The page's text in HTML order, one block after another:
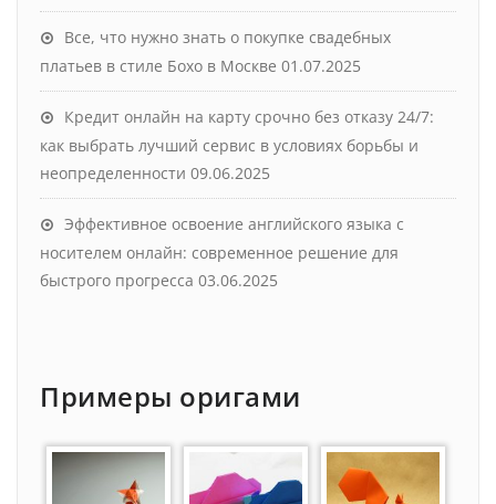
Все, что нужно знать о покупке свадебных
платьев в стиле Бохо в Москве 01.07.2025
Кредит онлайн на карту срочно без отказу 24/7:
как выбрать лучший сервис в условиях борьбы и
неопределенности 09.06.2025
Эффективное освоение английского языка с
носителем онлайн: современное решение для
быстрого прогресса 03.06.2025
Примеры оригами